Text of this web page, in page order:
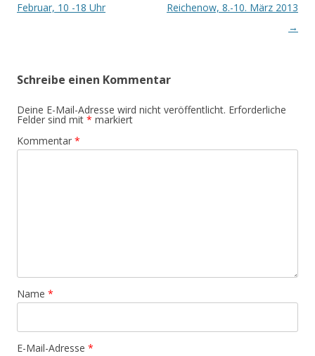
Navigation
Februar, 10 -18 Uhr
Reichenow, 8.-10. März 2013
→
Schreibe einen Kommentar
Deine E-Mail-Adresse wird nicht veröffentlicht. Erforderliche
Felder sind mit * markiert
Kommentar *
Name *
E-Mail-Adresse *